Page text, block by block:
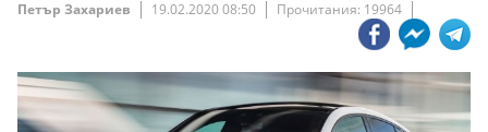
Петър Захариев 19.02.2020 08:50 Прочитания: 19964